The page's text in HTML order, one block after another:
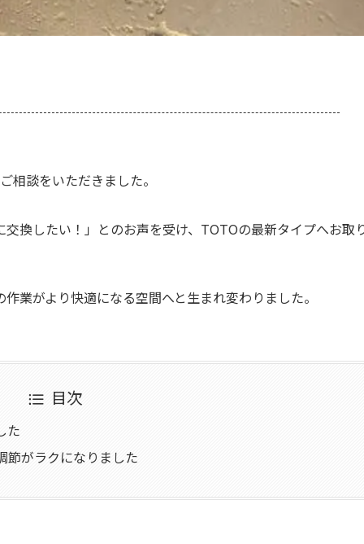
相談をいただきました。
換したい！」とのお声を受け、TOTOの最新タイプへお取
業がより快適になる空間へと生まれ変わりました。
目次
た
節がラクになりました